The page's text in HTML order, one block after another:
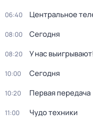
06:40 Центральное
08:00 Сегодня
08:20 У нас
10:00 Сегодня
10:20 Первая передача
11:00 Чудо техники